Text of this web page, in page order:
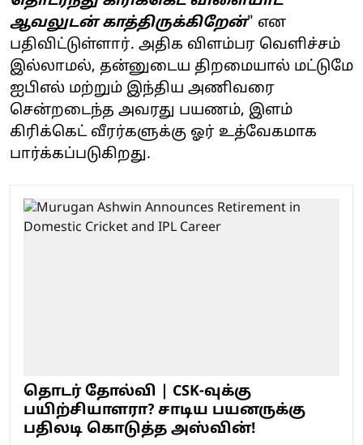
ஆவலுடன் காத்திருக்கிறேன்" என
பதிவிட்டுள்ளார். அதிக விளம்பர வெளிச்சம்
இல்லாமல், தன்னுடைய திறமையால் மட்டுமே
ஐபிஎல் மற்றும் இந்திய அணிவரை
சென்றடைந்த அவரது பயணம், இளம்
கிரிக்கெட் வீரர்களுக்கு ஓர் உத்வேகமாக
பார்க்கப்படுகிறது.
தொடர் தோல்வி | CSK-வுக்கு
பயிற்சியாளரா? சாடிய பயனருக்கு
பதிலடி கொடுத்த அஸ்வின்!